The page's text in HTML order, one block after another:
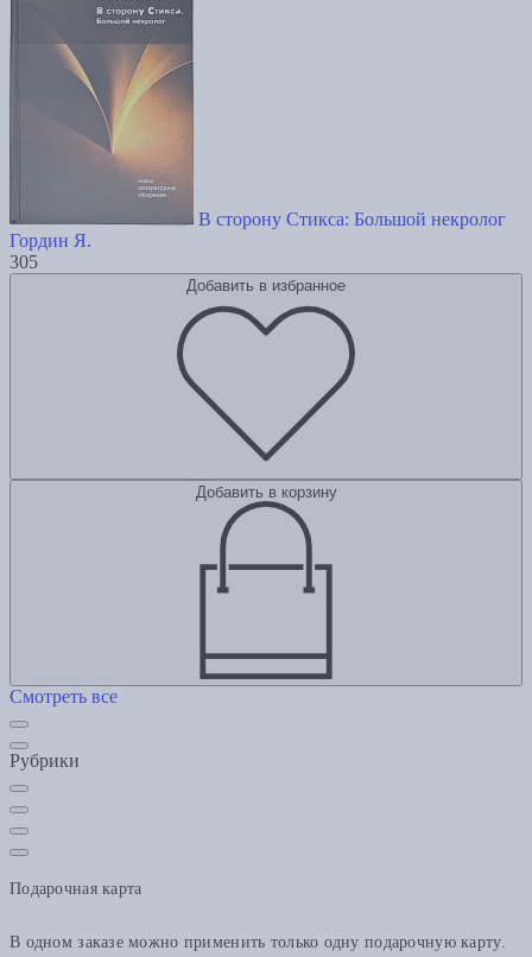
В сторону Стикса: Большой некролог
Гордин Я.
305
Добавить в избранное
Добавить в корзину
Смотреть все
Рубрики
Подарочная карта
В одном заказе можно применить только одну подарочную карту.